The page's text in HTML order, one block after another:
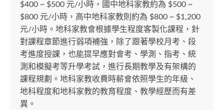
$400 ~ $500 元/小時，國中地科家教約為 $500 ~
$800 元/小時，高中地科家教則約為 $800 ~ $1,200
元/小時。地科家教會根據學生程度客製化課程，針
對課程章節進行弱項補強，除了跟著學校月考、段
考進度授課，也能提早應對會考、學測、指考、統
測和模擬考等升學考試，進行長期教學及有架構的
課程規劃。地科家教收費時薪會依照學生的年級、
地科程度和地科家教的教育程度、教學經歷而有差
異。